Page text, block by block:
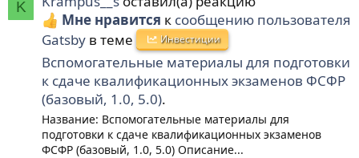
K
Мне нравится к сообщению пользователя
Gatsby в теме Инвестиции
Вспомогательные материалы для подготовки
к сдаче квалификационных экзаменов ФСФР
(базовый, 1.0, 5.0).
Название: Вспомогательные материалы для
подготовки к сдаче квалификационных экзаменов
ФСФР (базовый, 1.0, 5.0) Описание...